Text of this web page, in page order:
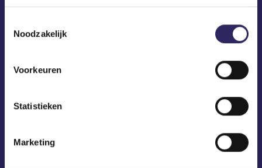
Noodzakelijk
Voorkeuren
Statistieken
Marketing